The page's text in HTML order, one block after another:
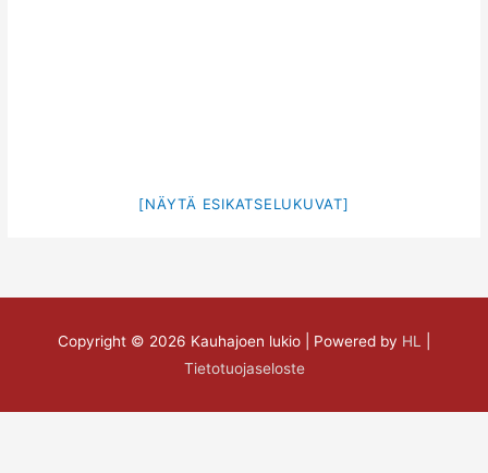
[NÄYTÄ ESIKATSELUKUVAT]
Copyright © 2026 Kauhajoen lukio | Powered by HL
Tietotuojaseloste